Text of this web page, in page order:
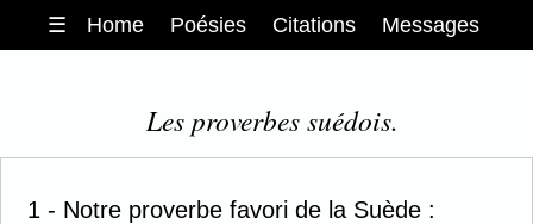
☰ Home Poésies Citations Messages
Les proverbes suédois.
1 - Notre proverbe favori de la Suède :